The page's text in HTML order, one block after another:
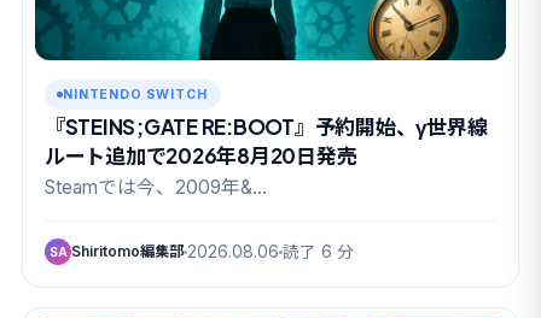
NINTENDO SWITCH
『STEINS;GATE RE:BOOT』予約開始、γ世界線
ルート追加で2026年8月20日発売
Steamでは今、2009年&…
SA Shiritomo編集部 2026.08.06 読了 6 分